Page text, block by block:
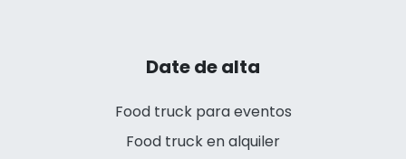
Date de alta
Food truck para eventos
Food truck en alquiler